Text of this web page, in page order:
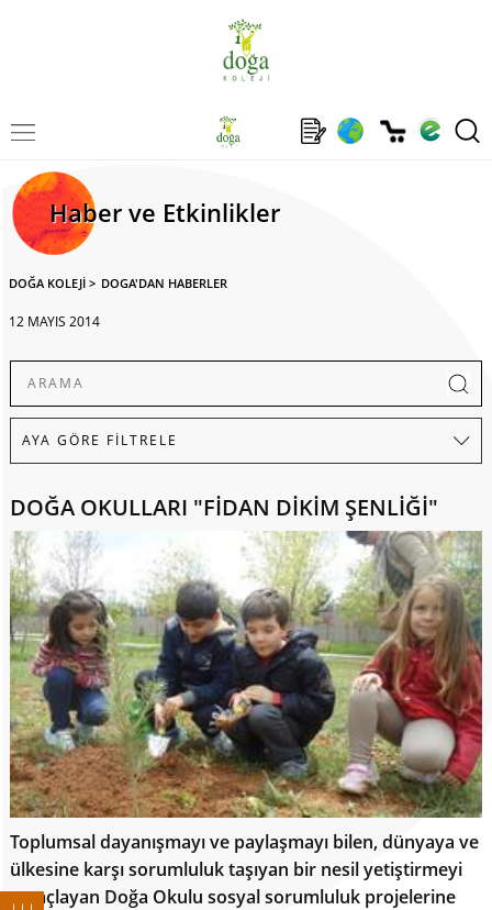
Haber ve Etkinlikler
DOĞA KOLEJİ > DOGA'DAN HABERLER
12 MAYIS 2014
DOĞA OKULLARI "FİDAN DİKİM ŞENLİĞİ"
Toplumsal dayanışmayı ve paylaşmayı bilen, dünyaya ve
ülkesine karşı sorumluluk taşıyan bir nesil yetiştirmeyi
amaçlayan Doğa Okulu sosyal sorumluluk projelerine